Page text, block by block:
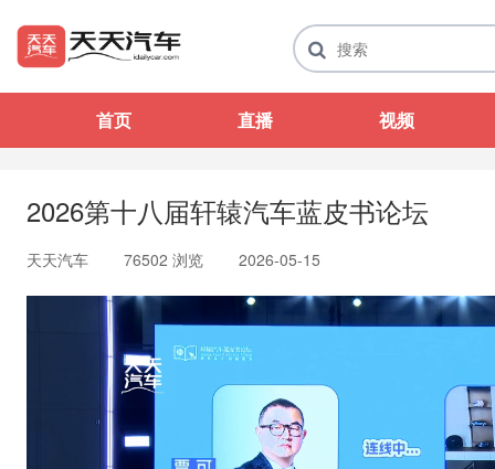
首页 直播 视频
2026第十八届轩辕汽车蓝皮书论坛
天天汽车 76502 浏览 2026-05-15